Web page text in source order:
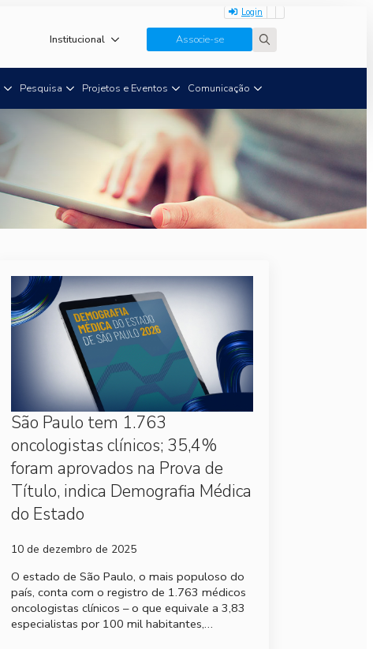
Login
Institucional Associe-se
Pesquisa Projetos e Eventos Comunicação
São Paulo tem 1.763
oncologistas clínicos; 35,4%
foram aprovados na Prova de
Título, indica Demografia Médica
do Estado
10 de dezembro de 2025
O estado de São Paulo, o mais populoso do
país, conta com o registro de 1.763 médicos
oncologistas clínicos – o que equivale a 3,83
especialistas por 100 mil habitantes,…